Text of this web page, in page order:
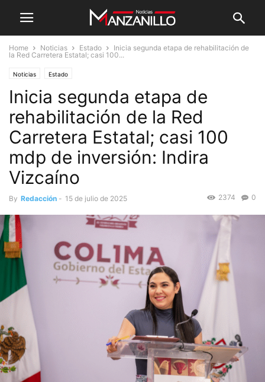
Home Noticias Estado
Inicia segunda etapa de rehabilitación de
la Red Carretera Estatal; casi 100...
Noticias Estado
Inicia segunda etapa de
rehabilitación de la Red
Carretera Estatal; casi 100
mdp de inversión: Indira
Vizcaíno
By Redacción - 15 de julio de 2025 0
2374